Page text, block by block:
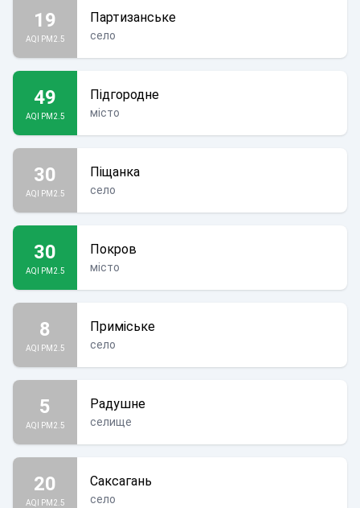
19
AQI PM2.5
Партизанське
село
49
AQI PM2.5
Підгородне
місто
30
AQI PM2.5
Піщанка
село
30
AQI PM2.5
Покров
місто
8
AQI PM2.5
Приміське
село
5
AQI PM2.5
Радушне
селище
20
AQI PM2.5
Саксагань
село